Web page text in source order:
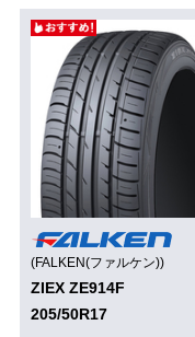
(FALKEN(ファルケン))
ZIEX ZE914F
205/50R17